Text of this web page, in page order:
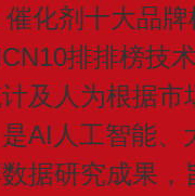
催化剂十大品
排排榜技
及人为根据
AI人工智能、
据研究成果